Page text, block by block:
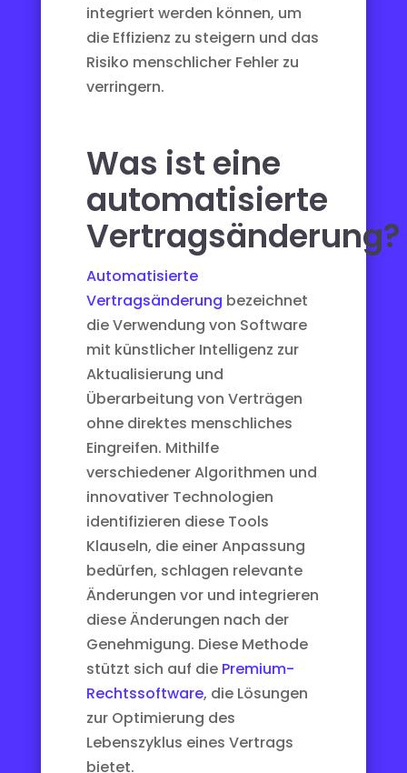
integriert werden können, um
die Effizienz zu steigern und das
Risiko menschlicher Fehler zu
verringern.
Was ist eine
automatisierte
Vertragsänderung?
Automatisierte
Vertragsänderung bezeichnet
die Verwendung von Software
mit künstlicher Intelligenz zur
Aktualisierung und
Überarbeitung von Verträgen
ohne direktes menschliches
Eingreifen. Mithilfe
verschiedener Algorithmen und
innovativer Technologien
identifizieren diese Tools
Klauseln, die einer Anpassung
bedürfen, schlagen relevante
Änderungen vor und integrieren
diese Änderungen nach der
Genehmigung. Diese Methode
stützt sich auf die Premium-
Rechtssoftware, die Lösungen
zur Optimierung des
Lebenszyklus eines Vertrags
bietet.